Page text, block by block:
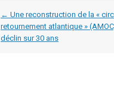
Navigation
dans
les
articles
← Une reconstruction de la «
retournement atlantique »
déclin sur 30 ans